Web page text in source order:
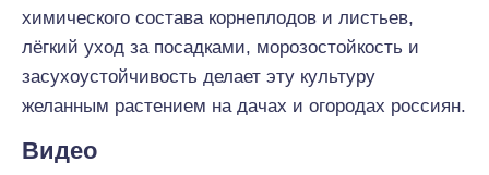
химического состава корнеплодов и листьев,
лёгкий уход за посадками, морозостойкость и
засухоустойчивость делает эту культуру
желанным растением на дачах и огородах россиян.
Видео